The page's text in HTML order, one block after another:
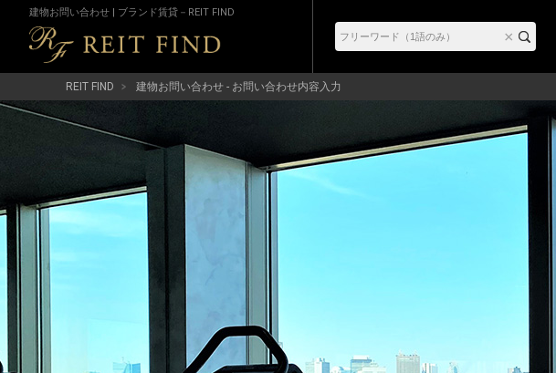
建物お問い合わせ | ブランド賃貸－REIT FIND
REIT FIND 建物お問い合わせ - お問い合わせ内容入力